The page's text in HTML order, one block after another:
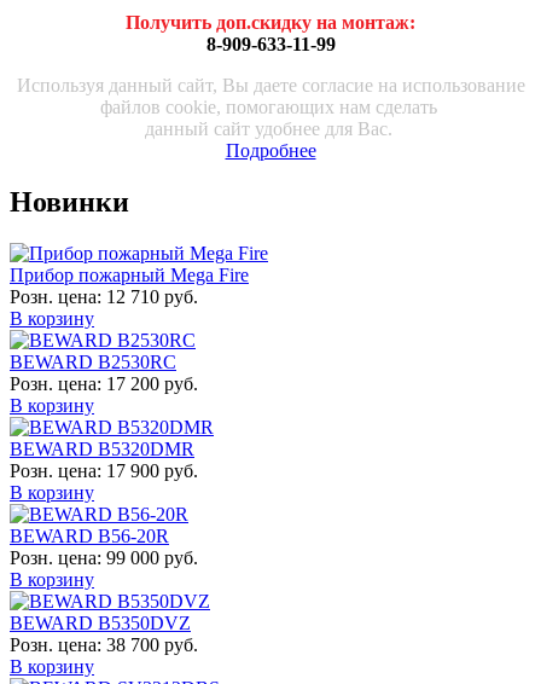
Получить доп.скидку на монтаж:
8-909-633-11-99
Используя данный сайт, Вы даете согласие на использование
файлов cookie, помогающих нам сделать
данный сайт удобнее для Вас.
Подробнее
Новинки
Прибор пожарный Mega Fire
Розн. цена: 12 710 руб.
В корзину
BEWARD B2530RC
Розн. цена: 17 200 руб.
В корзину
BEWARD B5320DMR
Розн. цена: 17 900 руб.
В корзину
BEWARD B56-20R
Розн. цена: 99 000 руб.
В корзину
BEWARD B5350DVZ
Розн. цена: 38 700 руб.
В корзину